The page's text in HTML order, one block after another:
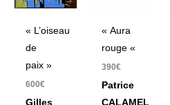
« L’oiseau
de
paix »
600€
Gilles
« Aura
rouge «
390€
Patrice
CALAMEL